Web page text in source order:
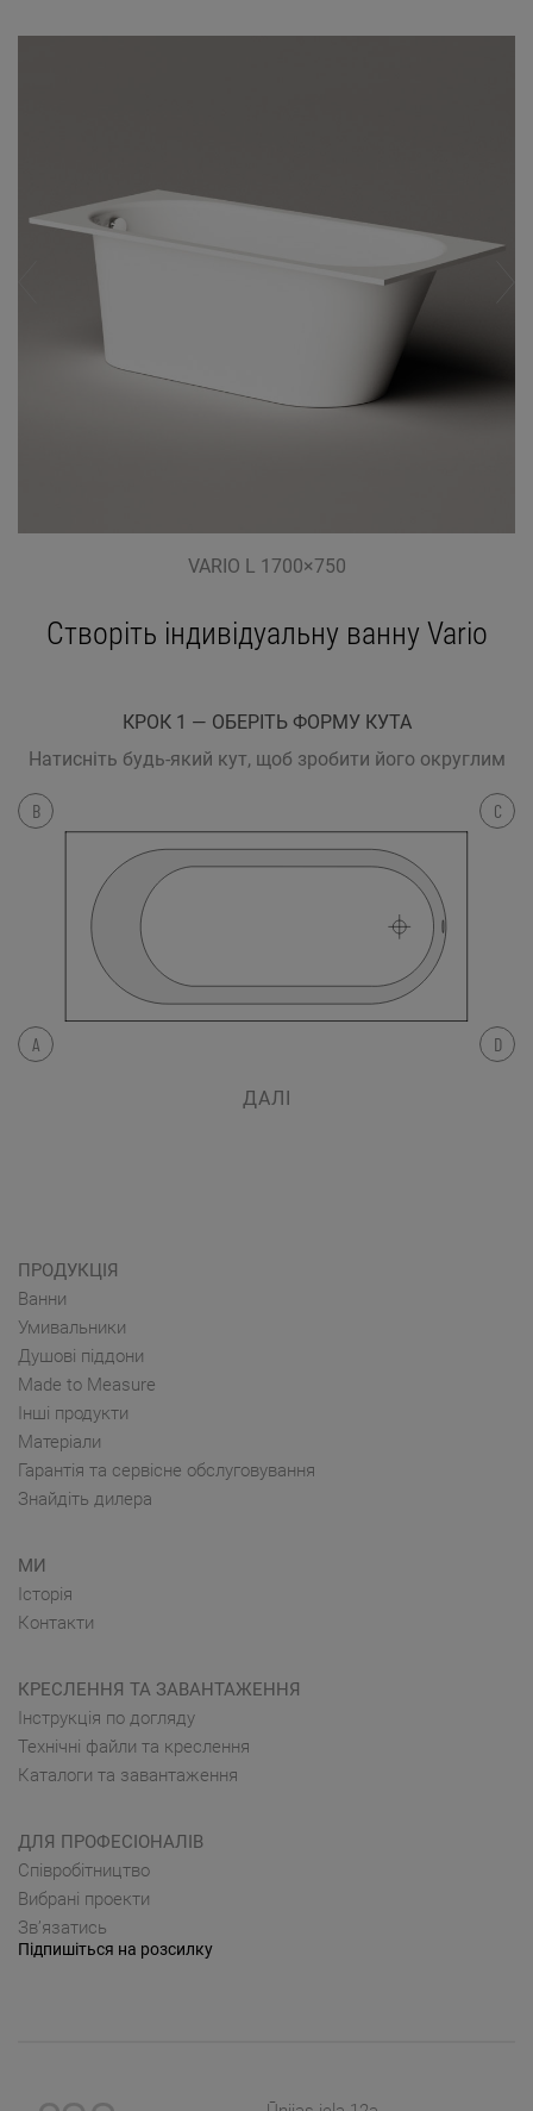
VARIO L 1700×750
Створіть індивідуальну ванну Vario
КРОК 1 — ОБЕРІТЬ ФОРМУ КУТА
Натисніть будь-який кут, щоб зробити його округлим
A
B C
D
ДАЛІ
ПРОДУКЦІЯ
Ванни
Умивальники
Душові піддони
Made to Measure
Інші продукти
Матеріали
Гарантія та сервісне обслуговування
Знайдіть дилера
МИ
Історія
Контакти
КРЕСЛЕННЯ ТА ЗАВАНТАЖЕННЯ
Інструкція по догляду
Технічні файли та креслення
Каталоги та завантаження
ДЛЯ ПРОФЕСІОНАЛІВ
Cпівробітництво
Вибрані проекти
Зв’язатись
Підпишіться на розсилку